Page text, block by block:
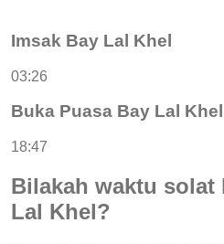
Imsak Bay Lal Khel
03:26
Buka Puasa Bay Lal Khel
18:47
Bilakah waktu
Lal Khel?